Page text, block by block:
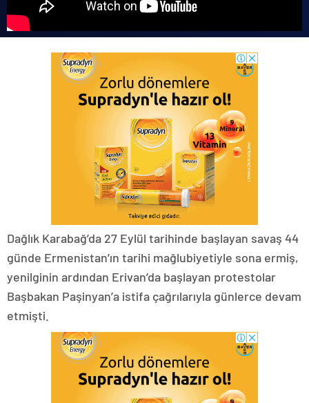
Dağlık Karabağ’da 27 Eylül tarihinde başlayan savaş 44
günde Ermenistan’ın tarihi mağlubiyetiyle sona ermiş,
yenilginin ardından Erivan’da başlayan protestolar
Başbakan Paşinyan’a istifa çağrılarıyla günlerce devam
etmişti.